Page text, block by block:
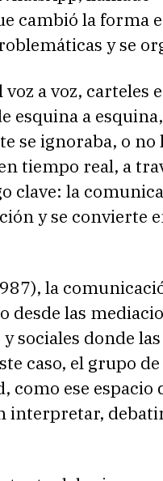
cambió la forma
y se
a voz, carteles
esquina a
se ignoraba, o no
tiempo real, a
clave: la
y se convierte
la
desde las
sociales donde
caso, el grupo de
como ese espacio
interpretar,